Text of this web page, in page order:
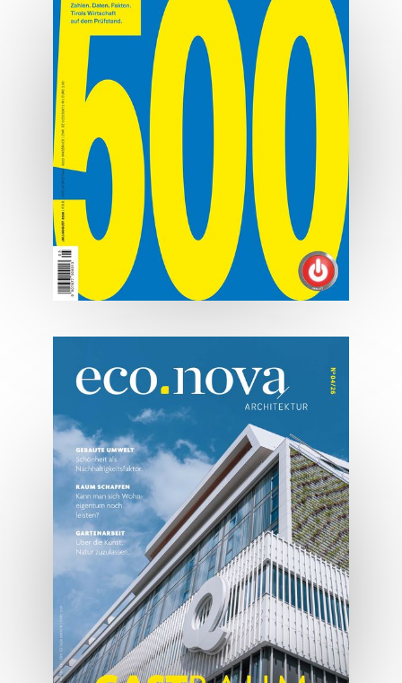
MEHR ERFAHREN
07/2026
Tirols Top 500 - Juli/August
2026
JETZT BESTELLEN
ONLINE LESEN